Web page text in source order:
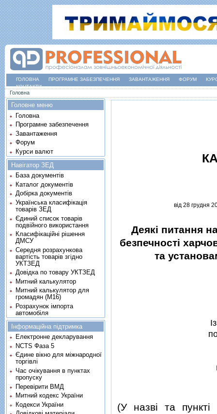
ГОЛОВНА ПРОГРАМНЕ ЗАБЕЗПЕЧЕННЯ ЗАВАНТАЖЕННЯ ФОРУМ
КОНТАКТИ
Ви є тут
Головна
вiд 28 грудня
Деякi питання
безпечностi
та
(У назвi та пунктi
Головне меню
Головна
Програмне забезпечення
Завантаження
Форум
Курси валют
Навігатор ЗЕД
База документів
Каталог документів
Добірка документів
Українська класифікація
товарів ЗЕД
Єдиний список товарів
подвійного використання
Класифікаційні рішення
ДМСУ
Середня розрахункова
вартість товарів згідно
УКТЗЕД
Довідка по товару УКТЗЕД
Митний калькулятор
Митний калькулятор для
громадян (М16)
Розрахунок імпорта
автомобіля
Інформаційна підтримка
Електронне декларування
NCTS Фаза 5
Єдине вікно для міжнародної
торгівлі
Час очікування в пунктах
пропуску
Перевірити ВМД
Митний кодекс України
Кодекси України